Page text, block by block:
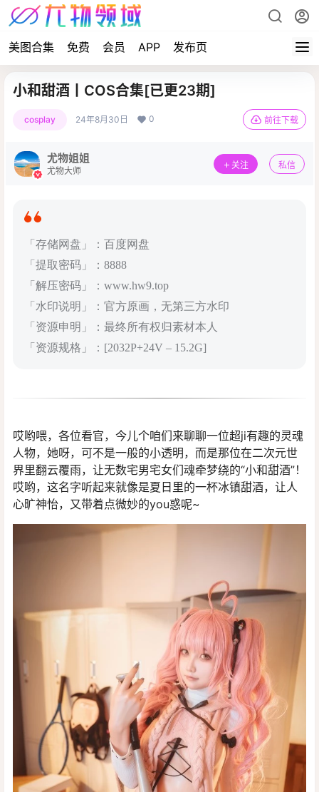
美图合集 免费 会员 APP 发布页
小和甜酒丨COS合集[已更23期]
cosplay 24年8月30日 0 前往下载
尤物姐姐
尤物大师
关注 私信
「存储网盘」：百度网盘
「提取密码」：8888
「解压密码」：www.hw9.top
「水印说明」：官方原画，无第三方水印
「资源申明」：最终所有权归素材本人
「资源规格」：[2032P+24V – 15.2G]
哎哟喂，各位看官，今儿个咱们来聊聊一位超ji有趣的灵魂
人物，她呀，可不是一般的小透明，而是那位在二次元世
界里翻云覆雨，让无数宅男宅女们魂牵梦绕的“小和甜酒”！
哎哟，这名字听起来就像是夏日里的一杯冰镇甜酒，让人
心旷神怡，又带着点微妙的you惑呢~